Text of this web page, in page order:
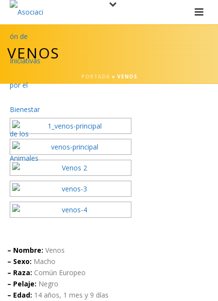
VENOS
PORTADA » VENOS
– Nombre: Venos
– Sexo: Macho
– Raza: Común Europeo
– Pelaje: Negro
– Edad: 14 años, 1 mes y 9 días